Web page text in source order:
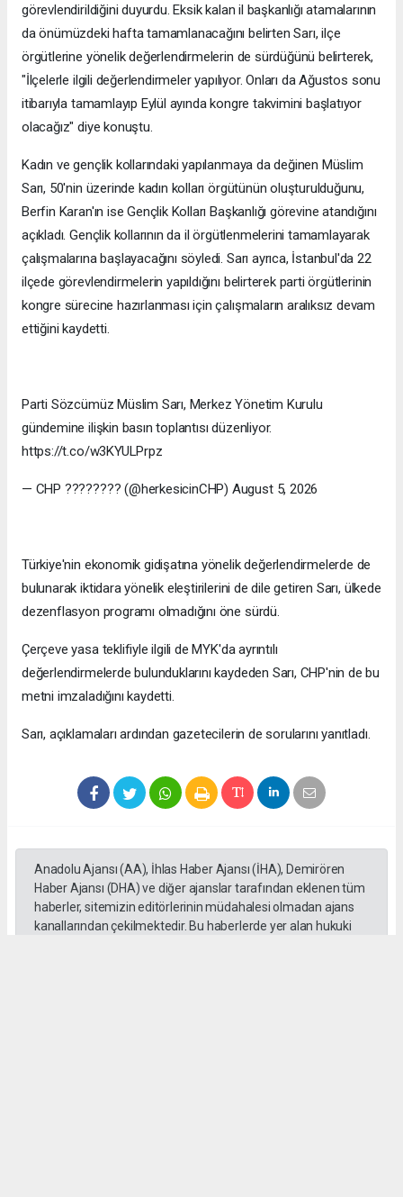
görevlendirildiğini duyurdu. Eksik kalan il başkanlığı atamalarının
da önümüzdeki hafta tamamlanacağını belirten Sarı, ilçe
örgütlerine yönelik değerlendirmelerin de sürdüğünü belirterek,
"İlçelerle ilgili değerlendirmeler yapılıyor. Onları da Ağustos sonu
itibarıyla tamamlayıp Eylül ayında kongre takvimini başlatıyor
olacağız" diye konuştu.
Kadın ve gençlik kollarındaki yapılanmaya da değinen Müslim
Sarı, 50'nin üzerinde kadın kolları örgütünün oluşturulduğunu,
Berfin Karan'ın ise Gençlik Kolları Başkanlığı görevine atandığını
açıkladı. Gençlik kollarının da il örgütlenmelerini tamamlayarak
çalışmalarına başlayacağını söyledi. Sarı ayrıca, İstanbul'da 22
ilçede görevlendirmelerin yapıldığını belirterek parti örgütlerinin
kongre sürecine hazırlanması için çalışmaların aralıksız devam
ettiğini kaydetti.
Parti Sözcümüz Müslim Sarı, Merkez Yönetim Kurulu
gündemine ilişkin basın toplantısı düzenliyor.
https://t.co/w3KYULPrpz
— CHP ???????? (@herkesicinCHP) August 5, 2026
Türkiye'nin ekonomik gidişatına yönelik değerlendirmelerde de
bulunarak iktidara yönelik eleştirilerini de dile getiren Sarı, ülkede
dezenflasyon programı olmadığını öne sürdü.
Çerçeve yasa teklifiyle ilgili de MYK'da ayrıntılı
değerlendirmelerde bulunduklarını kaydeden Sarı, CHP'nin de bu
metni imzaladığını kaydetti.
Sarı, açıklamaları ardından gazetecilerin de sorularını yanıtladı.
Anadolu Ajansı (AA), İhlas Haber Ajansı (İHA), Demirören
Haber Ajansı (DHA) ve diğer ajanslar tarafından eklenen tüm
haberler, sitemizin editörlerinin müdahalesi olmadan ajans
kanallarından çekilmektedir. Bu haberlerde yer alan hukuki